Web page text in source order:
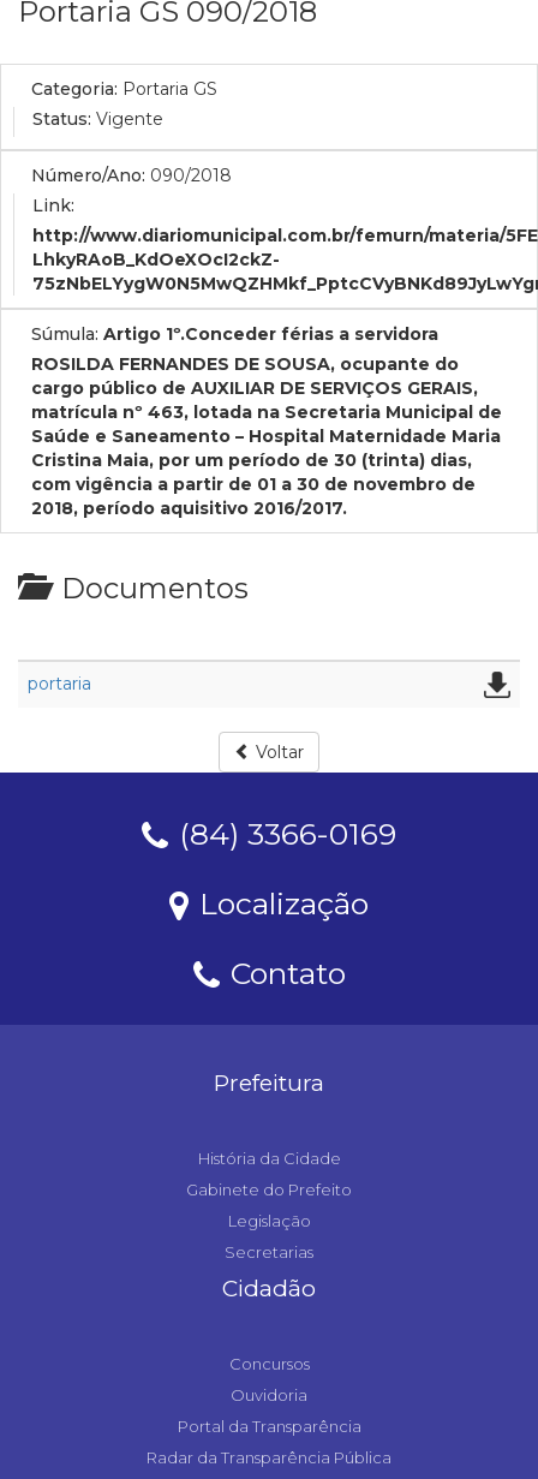
Portaria GS 090/2018
Categoria: Portaria GS
Status: Vigente
Número/Ano: 090/2018
Link:
http://www.diariomunicipal.com.br/femurn/materia/
LhkyRAoB_KdOeXOcI2ckZ-
Súmula: Artigo 1º.Conceder férias a servidora
ROSILDA FERNANDES DE SOUSA, ocupante do
cargo público de AUXILIAR DE SERVIÇOS GERAIS,
matrícula nº 463, lotada na Secretaria Municipal de
Saúde e Saneamento – Hospital Maternidade Maria
Cristina Maia, por um período de 30 (trinta) dias,
com vigência a partir de 01 a 30 de novembro de
2018, período aquisitivo 2016/2017.
Documentos
portaria
Voltar
(84) 3366-0169
Localização
Contato
Prefeitura
História da Cidade
Gabinete do Prefeito
Legislação
Secretarias
Cidadão
Concursos
Ouvidoria
Portal da Transparência
Radar da Transparência Pública